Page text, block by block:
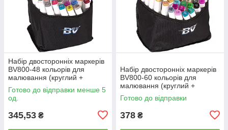
Набір двосторонніх маркерів
BV800-48 кольорів для
малювання (круглий +
скісний.) квадратний у сумці
Готово до відправки менше 5
од.
345,53 ₴
Набір двосторонніх маркерів
BV800-60 кольорів для
малювання (круглий +
скісний.) квадратний у сумці
Готово до відправки
378 ₴